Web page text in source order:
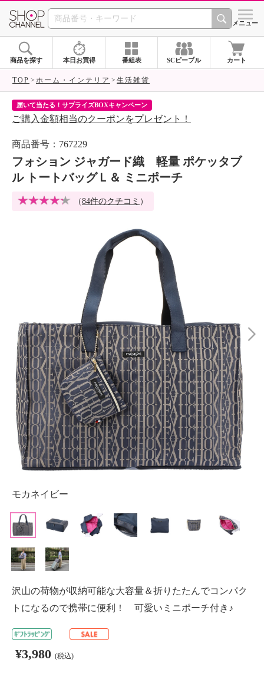
SHOP CHANNEL シメニュー
商品を探す 本日お買得 番組表 SCピープル カート
TOP ホーム・インテリア 生活雑貨
届いて当たる！サプライズBOXキャンペーン
ご購入金額相当のクーポンをプレゼント！
商品番号：767229
フォション ジャガード織 軽量 ポケッタブ
ル トートバッグＬ＆ ミニポーチ
（84件のクチコミ ）
モカネイビー
沢山の荷物が収納可能な大容量＆折りたたんでコンパク
トになるので携帯に便利！ 可愛いミニポーチ付き♪
¥3,980 (税込)